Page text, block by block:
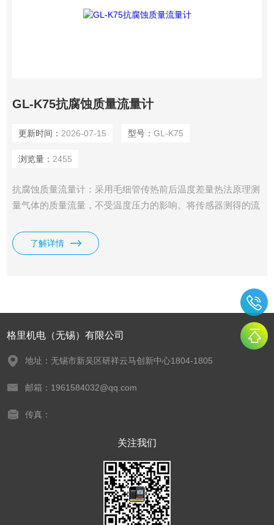
GL-K75抗腐蚀质量流量计
更新时间： 2026-07-15 型号： GL-K75
浏览量： 2455
抗腐蚀质量流量计：采用毛细管传热前后温度差量热法原理测
量气体的质量流量，不受温度压力的影响。将传感器测得的流
动控制调节阀门，闭环控制流过通道的流量使之与设定的流量
相等。
了解详情
格里机电（无锡）有限公司
地址：无锡市新吴区研祥云马创新中心1804-1805
邮箱：1961584032@qq.com
传真：
关注我们